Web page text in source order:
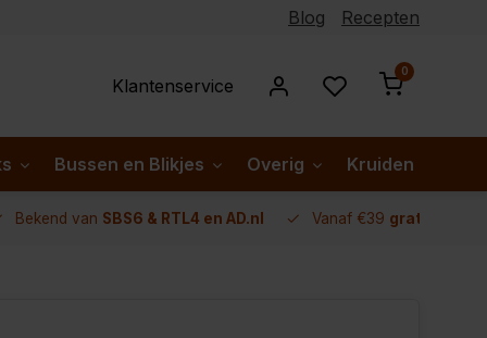
Blog Recepten
Klantenservice
0
Bussen en Blikjes Overig Kruiden per
Bekend van SBS6 & RTL4 en AD.nl Vanaf €39 gratis